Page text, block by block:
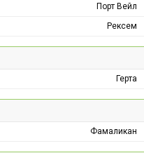
Порт Вейл
Рексем
Герта
Фамаликан